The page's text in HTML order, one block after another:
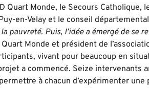
Monde, le Secours Catholique,
en-Velay et le conseil
pauvreté. Puis, l’idée a émergé de se
Monde et président de
vivant pour beaucoup en
a commencé. Seize
à chacun d’expérimenter